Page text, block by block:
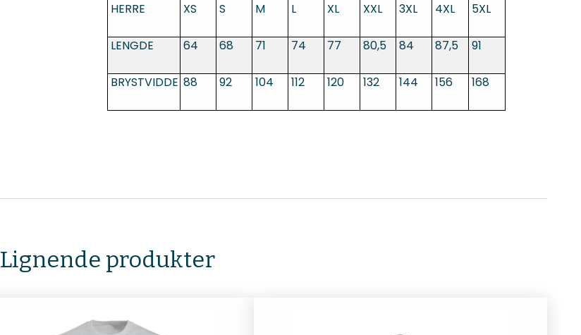
HERRE XS S M L XL XXL 3XL 4XL 5XL
LENGDE 64 68 71 74 77 80,5 84 87,5 91
BRYSTVIDDE 88 92 104 112 120 132 144 156 168
Lignende produkter